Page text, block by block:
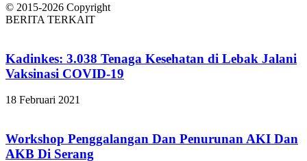
© 2015-2026 Copyright
BERITA TERKAIT
Kadinkes: 3.038 Tenaga Kesehatan di Lebak Jalani
Vaksinasi COVID-19
18 Februari 2021
Workshop Penggalangan Dan Penurunan AKI Dan
AKB Di Serang